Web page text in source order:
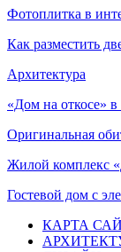
Фотоплитка в
Как разместить
Архитектура
«Дом на откосе»
Оригинальная
Жилой комплекс
Гостевой дом с
КАРТА